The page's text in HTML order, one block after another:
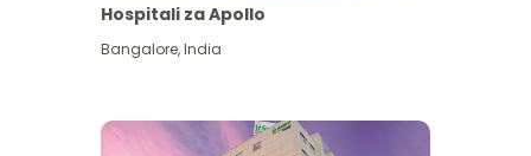
Hospitali za Apollo
Bangalore,India